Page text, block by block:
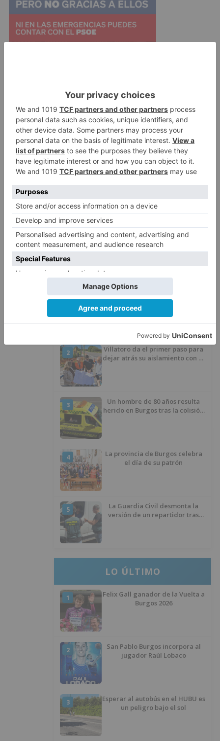
Ya se dan por concluidas las Capillas de
Condestables, Santa Ana, La Visitación, La
Presentación y La Natividad. Quedaría por iniciar
el área de Economía, pero estos trabajos los van
a posponer.
archivo catedral catalogados
marca
próximo objetivo capilla santiago
1
Fallece un ciclista en Burgos tras
avisar otro conductor que se
había caído de la bicicleta
2
Villatoro da el primer paso para
dejar atrás su aislamiento con el
3
Un hombre de 80 años resulta
herido en Burgos tras la colisión
4
La provincia de Burgos celebra
el día de su patrón
5
La Guardia Civil desmonta la
versión de un repartidor tras
LO ÚLTIMO
1
Felix Gall ganador de la Vuelta a
Burgos 2026
2
San Pablo Burgos incorpora al
jugador Raúl Lobaco
3
Esperar al autobús en el HUBU es
un peligro bajo el sol